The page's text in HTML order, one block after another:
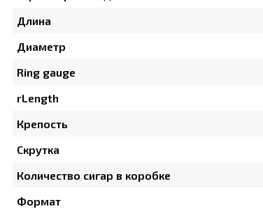
Длина
Диаметр
Ring gauge
rLength
Крепость
Скрутка
Количество сигар в коробке
Формат